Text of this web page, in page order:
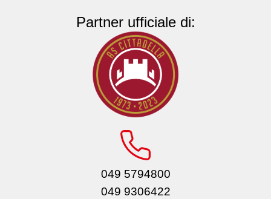
Partner ufficiale di:
049 5794800
049 9306422